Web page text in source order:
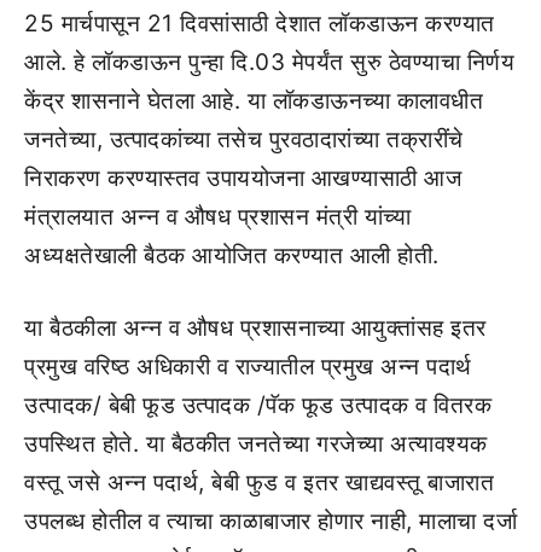
25 मार्चपासून 21 दिवसांसाठी देशात लॉकडाऊन करण्यात
आले. हे लॉकडाऊन पुन्हा दि.03 मेपर्यंत सुरु ठेवण्याचा निर्णय
केंद्र शासनाने घेतला आहे. या लॉकडाऊनच्या कालावधीत
जनतेच्या, उत्पादकांच्या तसेच पुरवठादारांच्या तक्रारींचे
निराकरण करण्यास्तव उपाययोजना आखण्यासाठी आज
मंत्रालयात अन्न व औषध प्रशासन मंत्री यांच्या
अध्यक्षतेखाली बैठक आयोजित करण्यात आली होती.
या बैठकीला अन्न व औषध प्रशासनाच्या आयुक्तांसह इतर
प्रमुख वरिष्ठ अधिकारी व राज्यातील प्रमुख अन्न पदार्थ
उत्पादक/ बेबी फूड उत्पादक /पॅक फूड उत्पादक व वितरक
उपस्थित होते. या बैठकीत जनतेच्या गरजेच्या अत्यावश्यक
वस्तू जसे अन्न पदार्थ, बेबी फुड व इतर खाद्यवस्तू बाजारात
उपलब्ध होतील व त्याचा काळाबाजार होणार नाही, मालाचा दर्जा